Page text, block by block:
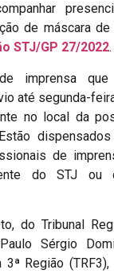
de máscara
STJ/GP 27/2022.
imprensa
até segunda-
no local da
de
do STJ ou
do Tribunal
Sérgio
3ª Região